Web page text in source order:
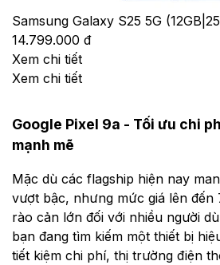
Samsung Galaxy S25 5G
14.799.000 đ
Xem chi tiết
Xem chi tiết
Google Pixel 9a - Tối ưu chi
mạnh mẽ
Mặc dù các flagship hiện nay
vượt bậc, nhưng mức giá lên đến
rào cản lớn đối với nhiều người
bạn đang tìm kiếm một thiết bị
tiết kiệm chi phí, thị trường điện